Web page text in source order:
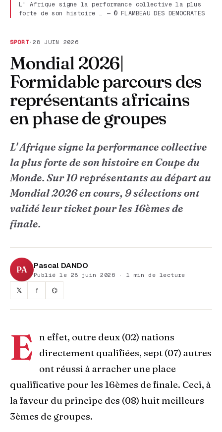
L' Afrique signe la performance collective la plus
forte de son histoire … — © FLAMBEAU DES DEMOCRATES
SPORT·28 JUIN 2026
Mondial 2026|
Formidable parcours des
représentants africains
en phase de groupes
L' Afrique signe la performance collective
la plus forte de son histoire en Coupe du
Monde. Sur 10 représentants au départ au
Mondial 2026 en cours, 9 sélections ont
validé leur ticket pour les 16èmes de
finale.
PA Pascal DANDO
Publié le 28 juin 2026 · 1 min de lecture
𝕏 f ⌬
E
n effet, outre deux (02) nations
directement qualifiées, sept (07) autres
ont réussi à arracher une place
qualificative pour les 16èmes de finale. Ceci, à
la faveur du principe des (08) huit meilleurs
3èmes de groupes.